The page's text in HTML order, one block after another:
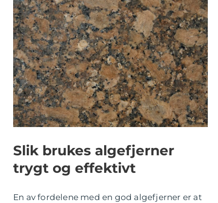
Slik brukes algefjerner
trygt og effektivt
En av fordelene med en god algefjerner er at